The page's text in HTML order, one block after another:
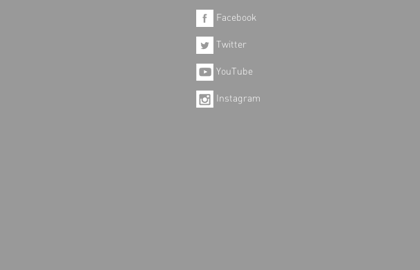
Facebook
Twitter
YouTube
Instagram